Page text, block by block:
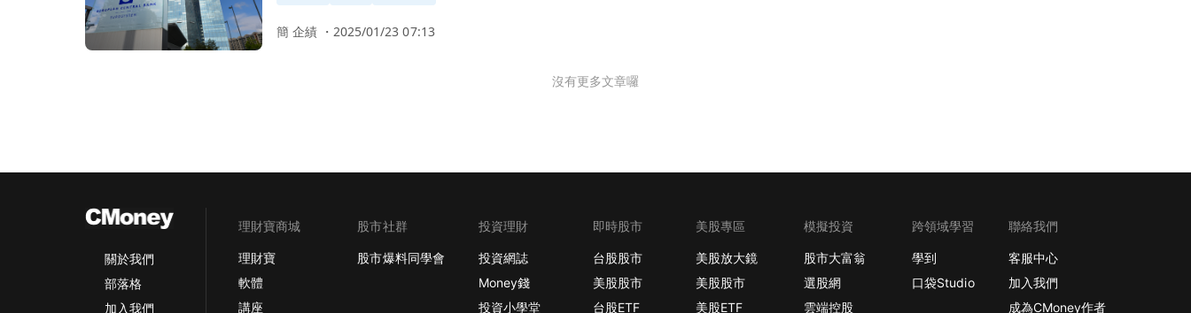
簡 企績 ・2025/01/23 07:13
沒有更多文章囉
關於我們
部落格
加入我們
理財寶商城
理財寶
軟體
講座
股市社群
股市爆料同學會
投資理財
投資網誌
Money錢
投資小學堂
即時股市
台股股市
美股股市
台股ETF
美股專區
美股放大鏡
美股股市
美股ETF
模擬投資
股市大富翁
選股網
雲端控股
跨領域學習
學到
口袋Studio
聯絡我們
客服中心
加入我們
成為CMoney作者